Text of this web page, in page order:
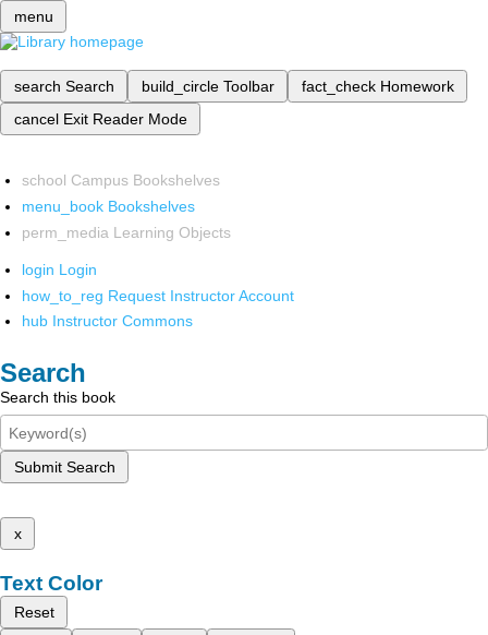
menu
search Search build_circle Toolbar fact_check Homework
cancel Exit Reader Mode
school Campus Bookshelves
menu_book Bookshelves
perm_media Learning Objects
login Login
how_to_reg Request Instructor Account
hub Instructor Commons
Search
Search this book
Submit Search
x
Text Color
Reset